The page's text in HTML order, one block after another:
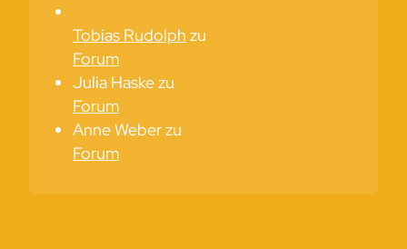
Tobias Rudolph zu
Forum
Julia Haskezu
Forum
Anne Weberzu
Forum